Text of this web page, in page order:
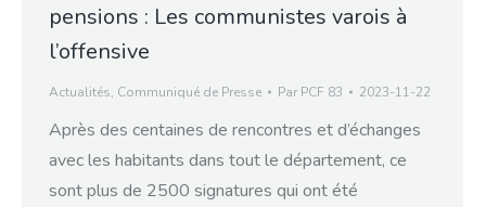
pensions : Les communistes varois à
l’offensive
Actualités, Communiqué de Presse Par PCF 83 2023-11-22
Après des centaines de rencontres et d’échanges
avec les habitants dans tout le département, ce
sont plus de 2500 signatures qui ont été